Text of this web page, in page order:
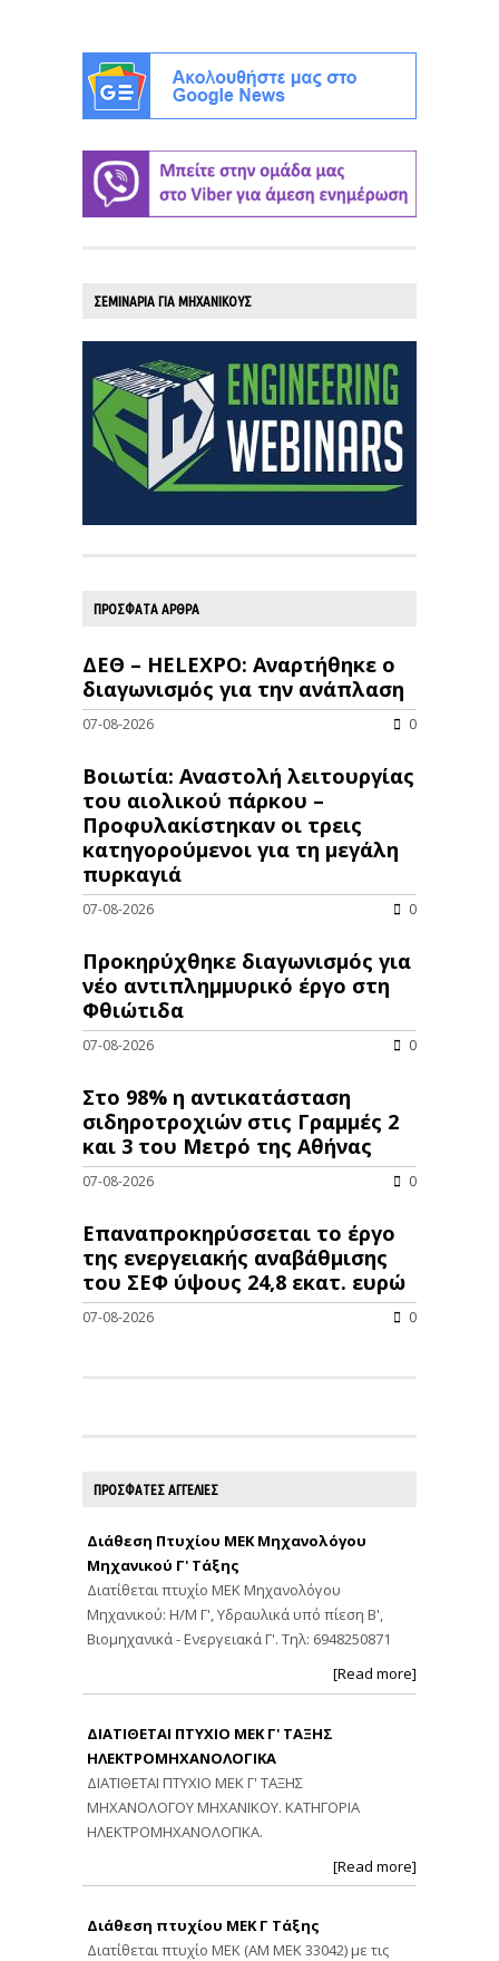
ΣΕΜΙΝΑΡΙΑ ΓΙΑ ΜΗΧΑΝΙΚΟΥΣ
ΠΡΟΣΦΑΤΑ ΑΡΘΡΑ
ΔΕΘ – HELEXPO: Αναρτήθηκε ο
διαγωνισμός για την ανάπλαση
07-08-2026 0
Βοιωτία: Αναστολή λειτουργίας
του αιολικού πάρκου –
Προφυλακίστηκαν οι τρεις
κατηγορούμενοι για τη μεγάλη
πυρκαγιά
07-08-2026 0
Προκηρύχθηκε διαγωνισμός για
νέo αντιπλημμυρικό έργο στη
Φθιώτιδα
07-08-2026 0
Στο 98% η αντικατάσταση
σιδηροτροχιών στις Γραμμές 2
και 3 του Μετρό της Αθήνας
07-08-2026 0
Επαναπροκηρύσσεται το έργο
της ενεργειακής αναβάθμισης
του ΣΕΦ ύψους 24,8 εκατ. ευρώ
07-08-2026 0
ΠΡΟΣΦΑΤΕΣ ΑΓΓΕΛΙΕΣ
Διάθεση Πτυχίου ΜΕΚ Μηχανολόγου
Μηχανικού Γ' Τάξης
Διατίθεται πτυχίο ΜΕΚ Μηχανολόγου
Μηχανικού: Η/Μ Γ', Υδραυλικά υπό πίεση Β',
Βιομηχανικά - Ενεργειακά Γ'. Τηλ: 6948250871
[Read more]
ΔΙΑΤΙΘΕΤΑΙ ΠΤΥΧΙΟ ΜΕΚ Γ' ΤΑΞΗΣ
ΗΛΕΚΤΡΟΜΗΧΑΝΟΛΟΓΙΚΑ
ΔΙΑΤΙΘΕΤΑΙ ΠΤΥΧΙΟ ΜΕΚ Γ' ΤΑΞΗΣ
ΜΗΧΑΝΟΛΟΓΟΥ ΜΗΧΑΝΙΚΟΥ. ΚΑΤΗΓΟΡΙΑ
ΗΛΕΚΤΡΟΜΗΧΑΝΟΛΟΓΙΚΑ.
[Read more]
Διάθεση πτυχίου ΜΕΚ Γ Τάξης
Διατίθεται πτυχίο ΜΕΚ (ΑΜ ΜΕΚ 33042) με τις